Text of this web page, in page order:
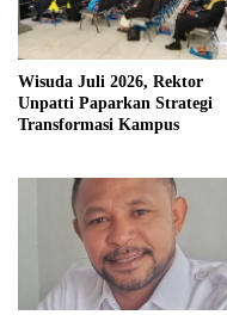
Wisuda Juli 2026, Rektor
Unpatti Paparkan Strategi
Transformasi Kampus